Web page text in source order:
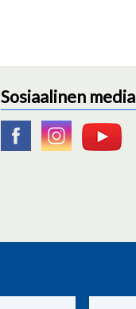
Sosiaalinen media